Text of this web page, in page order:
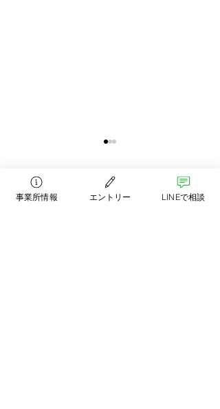
コメント
事業所情報 エントリー LINEで相談